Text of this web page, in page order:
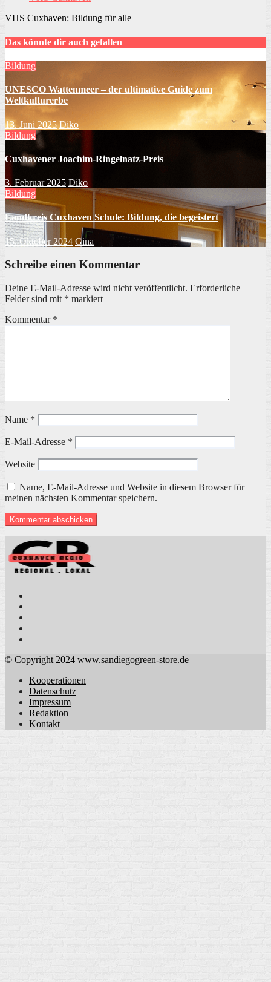
Beitragsnavigation
VHS Cuxhaven: Bildung für alle
Das könnte dir auch gefallen
Bildung
UNESCO Wattenmeer – der ultimative Guide zum
Weltkulturerbe
13. Juni 2025 Diko
Bildung
Cuxhavener Joachim-Ringelnatz-Preis
3. Februar 2025 Diko
Bildung
Landkreis Cuxhaven Schule: Bildung, die begeistert
15. Oktober 2024 Gina
Schreibe einen Kommentar
Deine E-Mail-Adresse wird nicht veröffentlicht. Erforderliche
Felder sind mit * markiert
Kommentar *
Name *
E-Mail-Adresse *
Website
Name, E-Mail-Adresse und Website in diesem Browser für
meinen nächsten Kommentar speichern.
© Copyright 2024 www.sandiegogreen-store.de
Kooperationen
Datenschutz
Impressum
Redaktion
Kontakt